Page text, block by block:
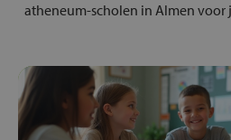
atheneum-scholen in Almen voor